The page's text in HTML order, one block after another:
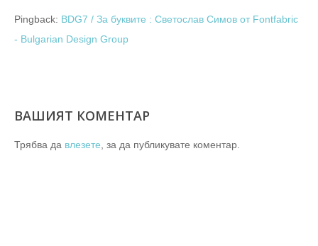
Pingback: BDG7 / За буквите : Светослав Симов от Fontfabric
- Bulgarian Design Group
ВАШИЯТ КОМЕНТАР
Трябва да влезете, за да публикувате коментар.